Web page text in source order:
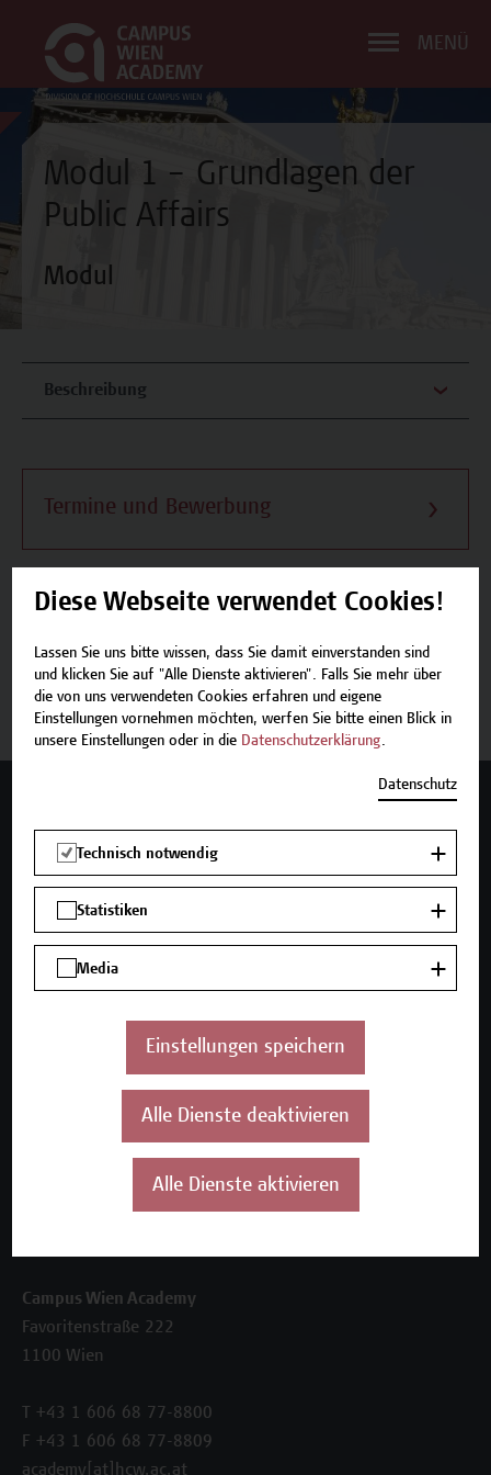
MENÜ
Modul 1 – Grundlagen der
Public Affairs
Modul
Beschreibung
Termine und Bewerbung
Beschreibung
Termine und Bewerbung
Unser Angebot
Seminare und Zertifikatsprogramme
Inhouse-Weiterbildung
Referenzen und Partner*innen
Campus Wien Academy
Favoritenstraße 222
1100 Wien
T +43 1 606 68 77-8800
F +43 1 606 68 77-8809
academy[at]hcw.ac.at
Diese Webseite verwendet Cookies!
Lassen Sie uns bitte wissen, dass Sie damit einverstanden sind
und klicken Sie auf "Alle Dienste aktivieren". Falls Sie mehr über
die von uns verwendeten Cookies erfahren und eigene
Einstellungen vornehmen möchten, werfen Sie bitte einen Blick in
unsere Einstellungen oder in die Datenschutzerklärung.
Datenschutz
Technisch notwendig
Statistiken
Media
Einstellungen speichern
Alle Dienste deaktivieren
Alle Dienste aktivieren